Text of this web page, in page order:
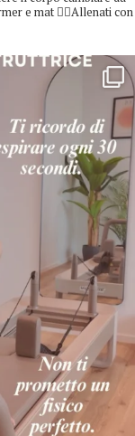
e mat 👇🏻Allenati con